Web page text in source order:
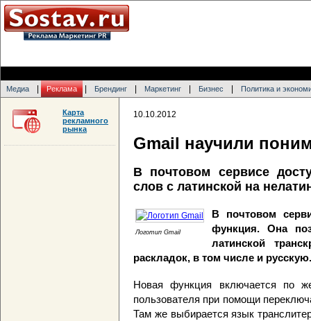
Медиа Реклама Брендинг Маркетинг Бизнес Политика и
10.10.2012
Gmail научили
В почтовом сервисе
слов с латинской на
Логотип Gmail
В почтовом
функция. Она
латинской
раскладок, в том числе и
Новая функция включается по
пользователя при помощи
Там же выбирается язык
Карта
рекламного
рынка